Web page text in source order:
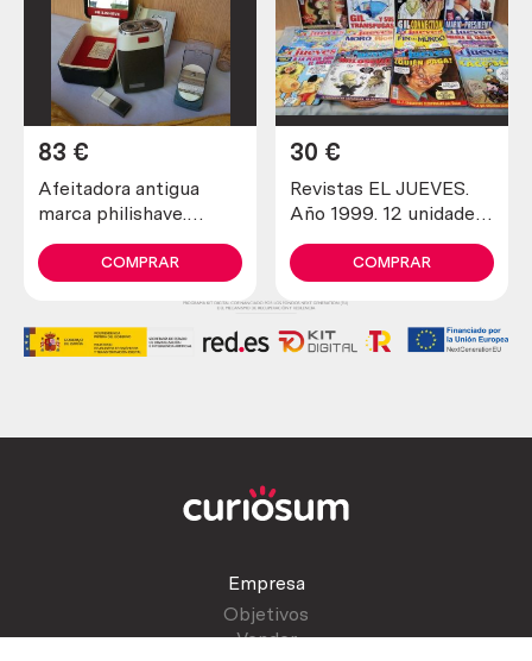
Afeitadora antigua
marca philishave.
colección
83 €
COMPRAR
Revistas EL JUEVES.
Año 1999. 12 unidades
30 €
COMPRAR
Empresa
Objetivos
Vender